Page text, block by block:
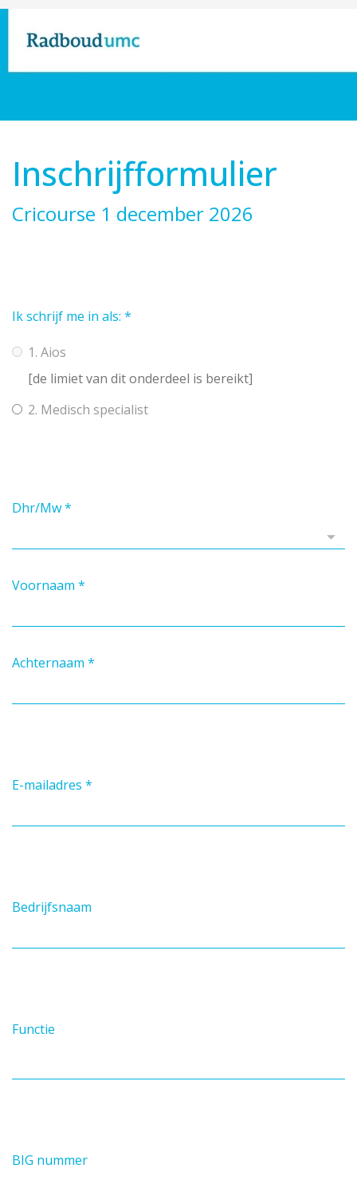
Inschrijfformulier
Cricourse 1 december 2026
Ik schrijf me in als: *
1. Aios
[de limiet van dit onderdeel is bereikt]
2. Medisch specialist
Dhr/Mw*
Voornaam *
Achternaam *
E-mailadres *
Bedrijfsnaam
Functie
BIG nummer